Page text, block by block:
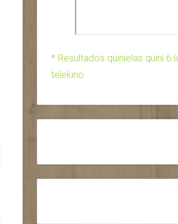
* Resultados quinielas quini 6
telekino